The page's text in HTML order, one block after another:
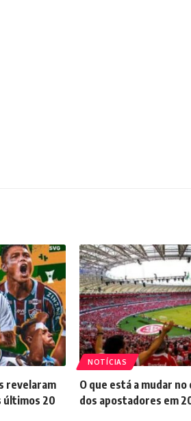
revelaram
últimos 20
NOTÍCIAS
O que está a mudar
dos apostadores em